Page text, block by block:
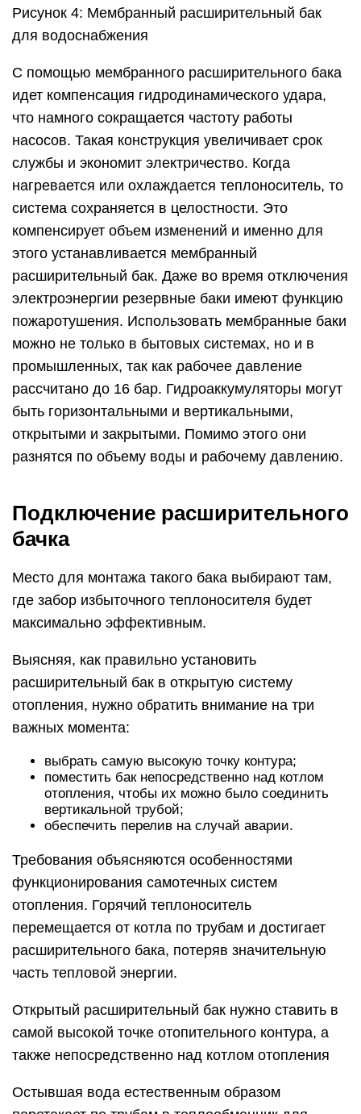
Рисунок 4: Мембранный расширительный бак
для водоснабжения
С помощью мембранного расширительного бака
идет компенсация гидродинамического удара,
что намного сокращается частоту работы
насосов. Такая конструкция увеличивает срок
службы и экономит электричество. Когда
нагревается или охлаждается теплоноситель, то
система сохраняется в целостности. Это
компенсирует объем изменений и именно для
этого устанавливается мембранный
расширительный бак. Даже во время отключения
электроэнергии резервные баки имеют функцию
пожаротушения. Использовать мембранные баки
можно не только в бытовых системах, но и в
промышленных, так как рабочее давление
рассчитано до 16 бар. Гидроаккумуляторы могут
быть горизонтальными и вертикальными,
открытыми и закрытыми. Помимо этого они
разнятся по объему воды и рабочему давлению.
Подключение расширительного
бачка
Место для монтажа такого бака выбирают там,
где забор избыточного теплоносителя будет
максимально эффективным.
Выясняя, как правильно установить
расширительный бак в открытую систему
отопления, нужно обратить внимание на три
важных момента:
выбрать самую высокую точку контура;
поместить бак непосредственно над котлом
отопления, чтобы их можно было соединить
вертикальной трубой;
обеспечить перелив на случай аварии.
Требования объясняются особенностями
функционирования самотечных систем
отопления. Горячий теплоноситель
перемещается от котла по трубам и достигает
расширительного бака, потеряв значительную
часть тепловой энергии.
Открытый расширительный бак нужно ставить в
самой высокой точке отопительного контура, а
также непосредственно над котлом отопления
Остывшая вода естественным образом